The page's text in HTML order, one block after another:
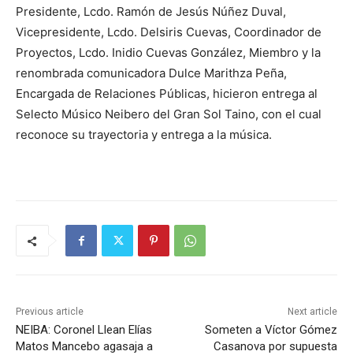
Presidente, Lcdo. Ramón de Jesús Núñez Duval,
Vicepresidente, Lcdo. Delsiris Cuevas, Coordinador de
Proyectos, Lcdo. Inidio Cuevas González, Miembro y la
renombrada comunicadora Dulce Marithza Peña,
Encargada de Relaciones Públicas, hicieron entrega al
Selecto Músico Neibero del Gran Sol Taino, con el cual
reconoce su trayectoria y entrega a la música.
Previous article
NEIBA: Coronel Llean Elías
Matos Mancebo agasaja a
Next article
Someten a Víctor Gómez
Casanova por supuesta